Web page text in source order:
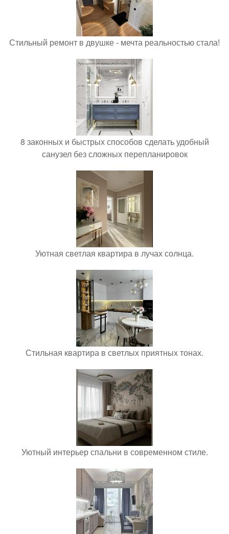
Стильный ремонт в двушке - мечта реальностью стала!
8 законных и быстрых способов сделать удобный
санузел без сложных перепланировок
Уютная светлая квартира в лучах солнца.
Стильная квартира в светлых приятных тонах.
Уютный интерьер спальни в современном стиле.